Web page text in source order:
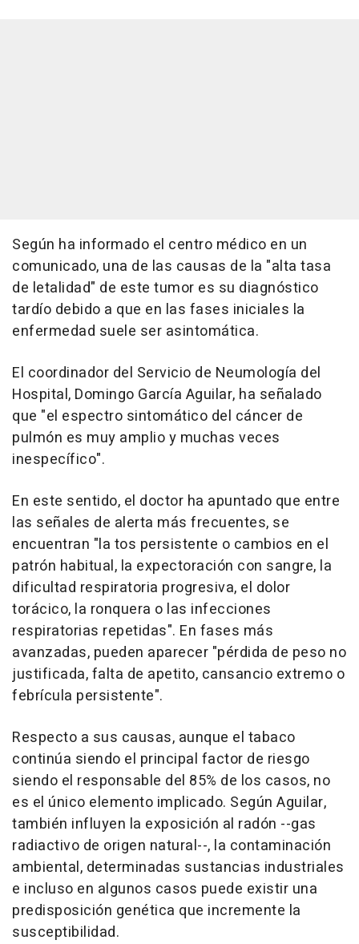
Según ha informado el centro médico en un
comunicado, una de las causas de la "alta tasa
de letalidad" de este tumor es su diagnóstico
tardío debido a que en las fases iniciales la
enfermedad suele ser asintomática.
El coordinador del Servicio de Neumología del
Hospital, Domingo García Aguilar, ha señalado
que "el espectro sintomático del cáncer de
pulmón es muy amplio y muchas veces
inespecífico".
En este sentido, el doctor ha apuntado que entre
las señales de alerta más frecuentes, se
encuentran "la tos persistente o cambios en el
patrón habitual, la expectoración con sangre, la
dificultad respiratoria progresiva, el dolor
torácico, la ronquera o las infecciones
respiratorias repetidas". En fases más
avanzadas, pueden aparecer "pérdida de peso no
justificada, falta de apetito, cansancio extremo o
febrícula persistente".
Respecto a sus causas, aunque el tabaco
continúa siendo el principal factor de riesgo
siendo el responsable del 85% de los casos, no
es el único elemento implicado. Según Aguilar,
también influyen la exposición al radón --gas
radiactivo de origen natural--, la contaminación
ambiental, determinadas sustancias industriales
e incluso en algunos casos puede existir una
predisposición genética que incremente la
susceptibilidad.